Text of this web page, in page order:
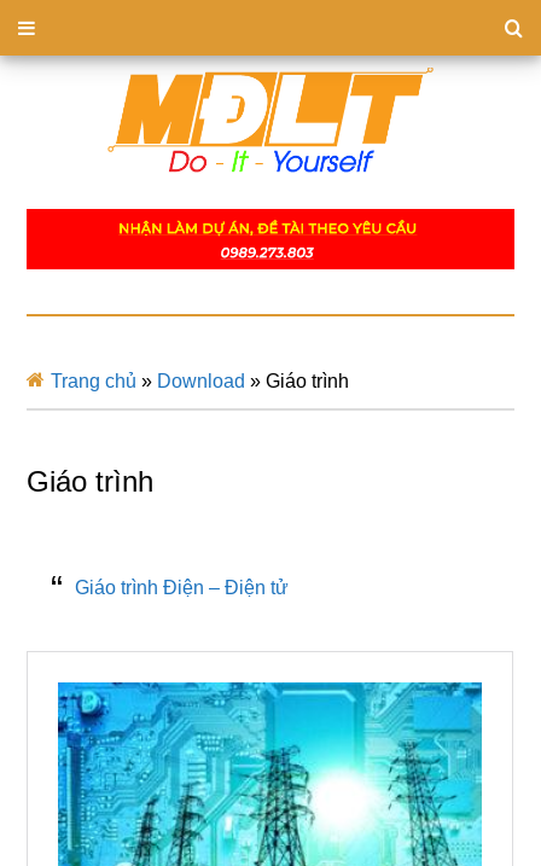
Trang chủ » Download »Giáo trình
Giáo trình
Giáo trình Điện – Điện tử